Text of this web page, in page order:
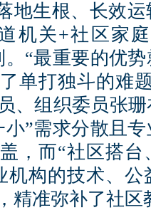
地生根、长效
机关+社区家
“最重要的优
单打独斗的难
、组织委员张
”需求分散且
，而“社区搭
机构的技术、
精准弥补了社区